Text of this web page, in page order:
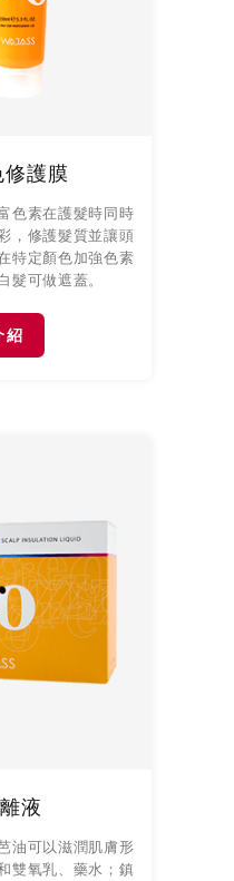
修護膜
色素在護髮時同時
，修護髮質並讓頭
特定顏色加強色素
髮可做遮蓋。
紹
液
油可以滋潤肌膚形
雙氧乳、藥水；鎮